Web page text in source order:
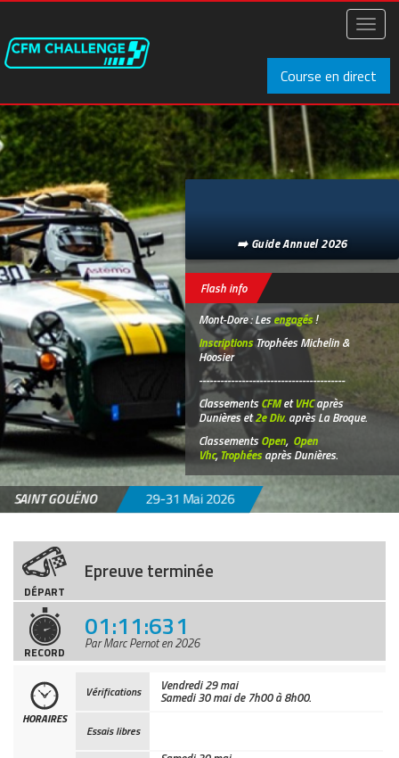
Aller
principal
Course en direct
➡️ Guide Annuel 2026
Flash info
Mont-Dore : Lesengagés!
InscriptionsTrophées Michelin &
Hoosier
-----------------------------------------
ClassementsCFMetVHCaprès
Dunières et2e Div. après La Broque.
ClassementsOpen, Open
Vhc, Trophéesaprès Dunières.
SAINT GOUËNO 29-31 Mai 2026
DÉPART
Epreuve terminée
RECORD
01:11:631
Par Marc Pernot en 2026
HORAIRES
Vérifications Vendredi 29 mai
Samedi 30 mai de 7h00 à 8h00.
Essais libres